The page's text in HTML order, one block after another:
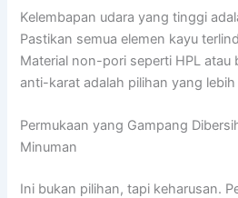
Kelembapan udara yang tinggi
Pastikan semua elemen kayu
Material non-pori seperti HPL atau
anti-karat adalah pilihan yang lebih
Permukaan yang Gampang
Minuman
Ini bukan pilihan, tapi keharusan.